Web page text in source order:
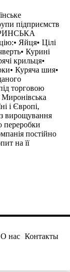
підприємств
Яйця• Цілі
Курині
крильця•
Куряча шия•
торговою
і Європі,
вирощування
переробки
постійно
на її
О нас Контакты